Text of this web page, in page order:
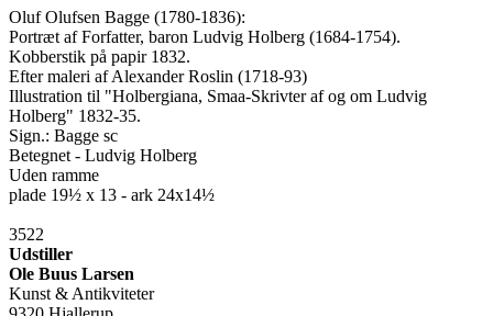
Oluf Olufsen Bagge (1780-1836):
Portræt af Forfatter, baron Ludvig Holberg (1684-1754).
Kobberstik på papir 1832.
Efter maleri af Alexander Roslin (1718-93)
Illustration til "Holbergiana, Smaa-Skrivter af og om Ludvig
Holberg" 1832-35.
Sign.: Bagge sc
Betegnet - Ludvig Holberg
Uden ramme
plade 19½ x 13 - ark 24x14½
3522
Udstiller
Ole Buus Larsen
Kunst & Antikviteter